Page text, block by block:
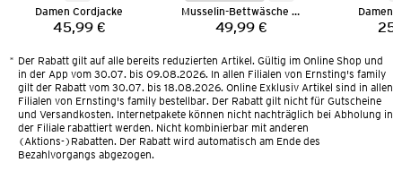
Damen Cordjacke
Preis:
45,99 €
Musselin-Bettwäsche 135 x 200 cm
Preis:
49,99 €
Damen
* Der Rabatt gilt auf alle bereits reduzierten Artikel. Gültig im Online Shop und
in der App vom 30.07. bis 09.08.2026. In allen Filialen von Ernsting's family
gilt der Rabatt vom 30.07. bis 18.08.2026. Online Exklusiv Artikel sind in allen
Filialen von Ernsting's family bestellbar. Der Rabatt gilt nicht für Gutscheine
und Versandkosten. Internetpakete können nicht nachträglich bei Abholung in
der Filiale rabattiert werden. Nicht kombinierbar mit anderen
(Aktions-)Rabatten. Der Rabatt wird automatisch am Ende des
Bezahlvorgangs abgezogen.